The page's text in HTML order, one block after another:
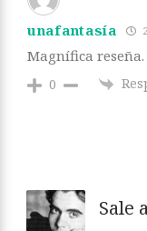
unafantasía
Magnífica
0
Sale